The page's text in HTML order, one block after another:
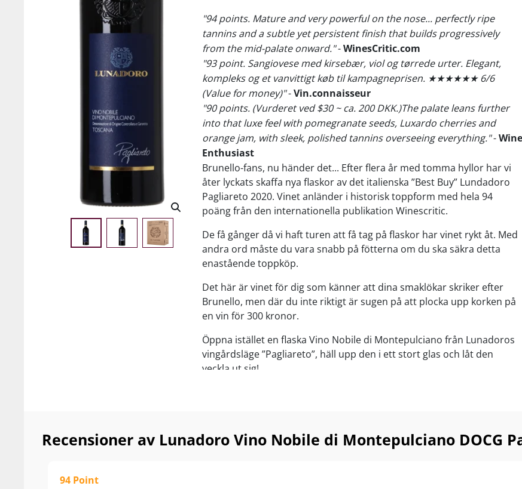
"94 points. Mature and very powerful on the nose... perfectly ripe
tannins and a subtle yet persistent finish that builds progressively
from the mid-palate onward."-WinesCritic.com
"93 point. Sangiovese med kirsebær, viol og tørrede urter. Elegant,
kompleks og et vanvittigt køb til kampagneprisen. ★★★★★★ 6/6
(Value for money)"-Vin.connaisseur
"90 points. (Vurderet ved $30 ~ ca. 200 DKK.)The palate leans further
into that luxe feel with pomegranate seeds, Luxardo cherries and
orange jam, with sleek, polished tannins overseeing everything."-Wine
Enthusiast
Brunello-fans, nu händer det... Efter flera år med tomma hyllor har vi
åter lyckats skaffa nya flaskor av det italienska ”Best Buy” Lundadoro
Pagliareto 2020. Vinet anländer i historisk toppform med hela 94
poäng från den internationella publikation Winescritic.
De få gånger då vi haft turen att få tag på flaskor har vinet rykt åt. Med
andra ord måste du vara snabb på fötterna om du ska säkra detta
enastående toppköp.
Det här är vinet för dig som känner att dina smaklökar skriker efter
Brunello, men där du inte riktigt är sugen på att plocka upp korken på
en vin för 300 kronor.
Öppna istället en flaska Vino Nobile di Montepulciano från Lunadoros
vingårdsläge ”Pagliareto”, häll upp den i ett stort glas och låt den
veckla ut sig!
Hos Wine Enthusiast är samma Lunadoro Pagliareto 2020 högt
Recensioner av Lunadoro Vino Nobile di Montepulciano DOCG
94 Point